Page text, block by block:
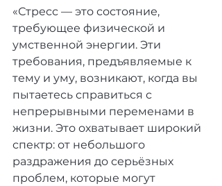
«Стресс — это состояние,
требующее физической и
умственной энергии. Эти
требования, предъявляемые к
тему и уму, возникают, когда вы
пытаетесь справиться с
непрерывными переменами в
жизни. Это охватывает широкий
спектр: от небольшого
раздражения до серьёзных
проблем, которые могут